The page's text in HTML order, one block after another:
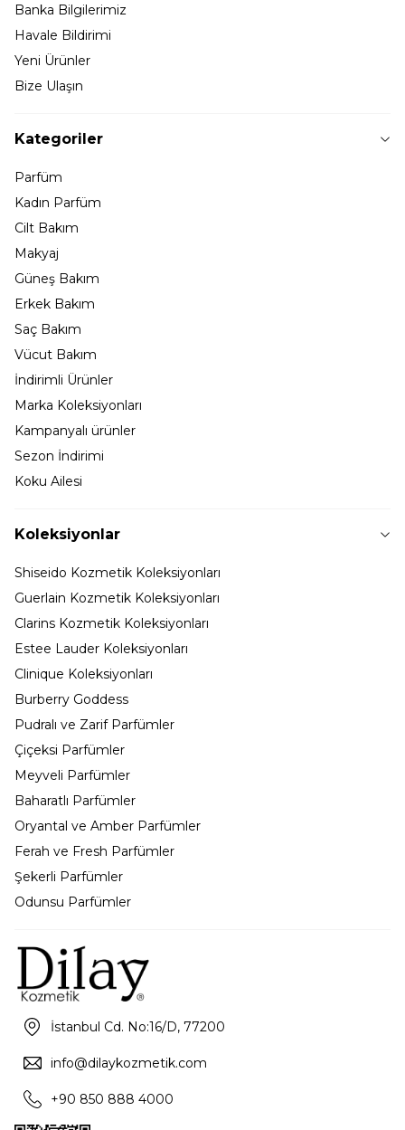
Banka Bilgilerimiz
Havale Bildirimi
Yeni Ürünler
Bize Ulaşın
Kategoriler
Parfüm
Kadın Parfüm
Cilt Bakım
Makyaj
Güneş Bakım
Erkek Bakım
Saç Bakım
Vücut Bakım
İndirimli Ürünler
Marka Koleksiyonları
Kampanyalı ürünler
Sezon İndirimi
Koku Ailesi
Koleksiyonlar
Shiseido Kozmetik Koleksiyonları
Guerlain Kozmetik Koleksiyonları
Clarins Kozmetik Koleksiyonları
Estee Lauder Koleksiyonları
Clinique Koleksiyonları
Burberry Goddess
Pudralı ve Zarif Parfümler
Çiçeksi Parfümler
Meyveli Parfümler
Baharatlı Parfümler
Oryantal ve Amber Parfümler
Ferah ve Fresh Parfümler
Şekerli Parfümler
Odunsu Parfümler
İstanbul Cd. No:16/D, 77200
info@dilaykozmetik.com
+90 850 888 4000